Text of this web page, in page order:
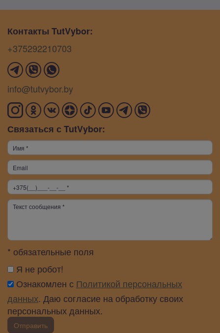
Контакты TutVybor:
+375292210703
info@tutvybor.by
Связаться с TutVybor:
* обязательные поля
Я не робот!
Ознакомлен с Политикой персональных
данных. Даю согласие на обработку своих
персональных данных.
Отправить